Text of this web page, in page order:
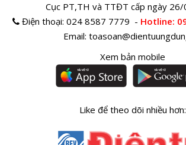
Cục PT,TH và TTĐT cấp ngày
Điện thoại:024 8587 7779 - Hotline:
Email:
Xem bản mobile
Like để theo dõi nhiều hơn: